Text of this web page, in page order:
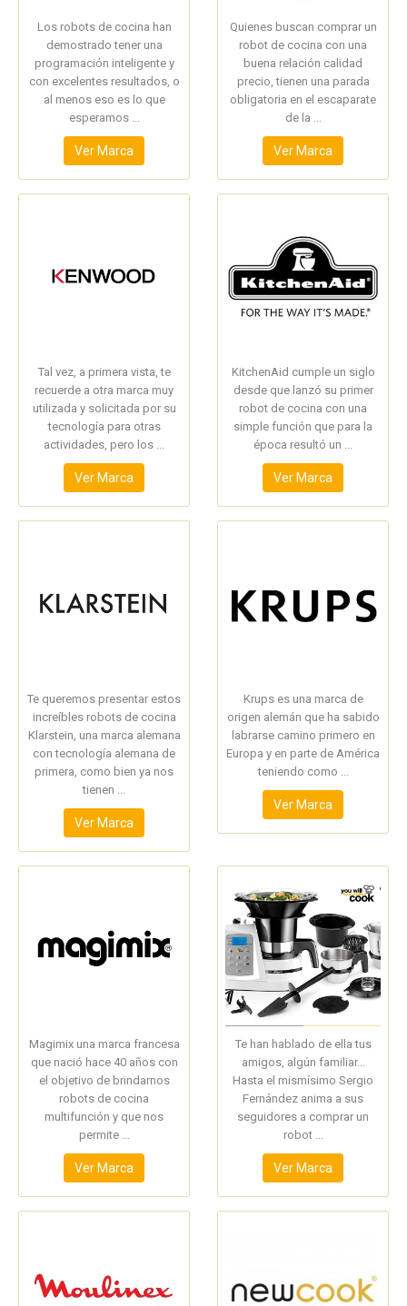
Los robots de cocina han
demostrado tener una
programación inteligente y
con excelentes resultados, o
al menos eso es lo que
esperamos ...
Ver Marca
Quienes buscan comprar un
robot de cocina con una
buena relación calidad
precio, tienen una parada
obligatoria en el escaparate
de la ...
Ver Marca
Tal vez, a primera vista, te
recuerde a otra marca muy
utilizada y solicitada por su
tecnología para otras
actividades, pero los ...
Ver Marca
KitchenAid cumple un siglo
desde que lanzó su primer
robot de cocina con una
simple función que para la
época resultó un ...
Ver Marca
Te queremos presentar estos
increíbles robots de cocina
Klarstein, una marca alemana
con tecnología alemana de
primera, como bien ya nos
tienen ...
Ver Marca
Krups es una marca de
origen alemán que ha sabido
labrarse camino primero en
Europa y en parte de América
teniendo como ...
Ver Marca
Magimix una marca francesa
que nació hace 40 años con
el objetivo de brindarnos
robots de cocina
multifunción y que nos
permite ...
Ver Marca
Te han hablado de ella tus
amigos, algún familiar...
Hasta el mismísimo Sergio
Fernández anima a sus
seguidores a comprar un
robot ...
Ver Marca